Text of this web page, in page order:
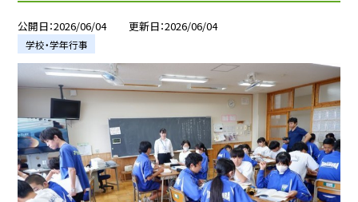
公開日 2026/06/04 更新日 2026/06/04
学校・学年行事